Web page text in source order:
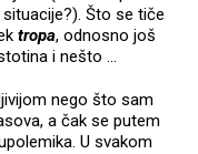
Što se tiče
tropa, odnosno još
i nešto …
nego što sam
a čak se putem
U svakom